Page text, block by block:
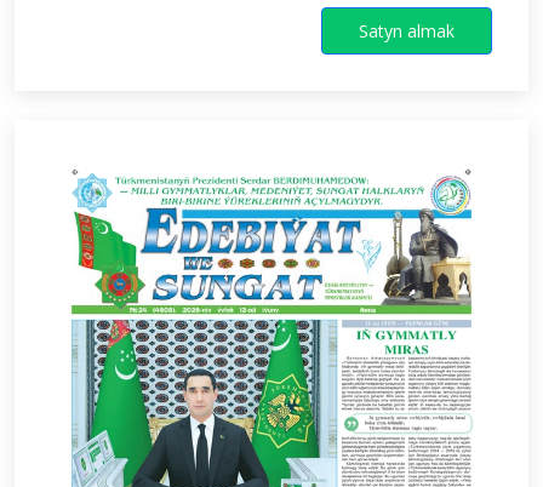
Satyn almak